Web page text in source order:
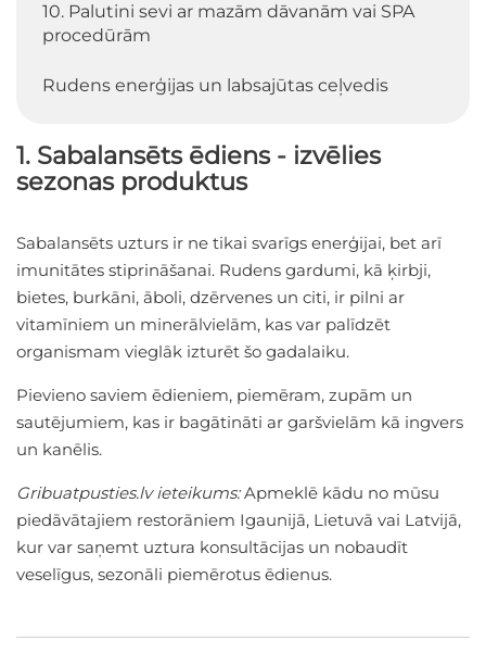
10. Palutini sevi ar mazām dāvanām vai SPA
procedūrām
Rudens enerģijas un labsajūtas ceļvedis
1. Sabalansēts ēdiens - izvēlies
sezonas produktus
Sabalansēts uzturs ir ne tikai svarīgs enerģijai, bet arī
imunitātes stiprināšanai. Rudens gardumi, kā ķirbji,
bietes, burkāni, āboli, dzērvenes un citi, ir pilni ar
vitamīniem un minerālvielām, kas var palīdzēt
organismam vieglāk izturēt šo gadalaiku.
Pievieno saviem ēdieniem, piemēram, zupām un
sautējumiem, kas ir bagātināti ar garšvielām kā ingvers
un kanēlis.
Gribuatpusties.lv ieteikums:Apmeklē kādu no mūsu
piedāvātajiem restorāniem Igaunijā, Lietuvā vai Latvijā,
kur var saņemt uztura konsultācijas un nobaudīt
veselīgus, sezonāli piemērotus ēdienus.